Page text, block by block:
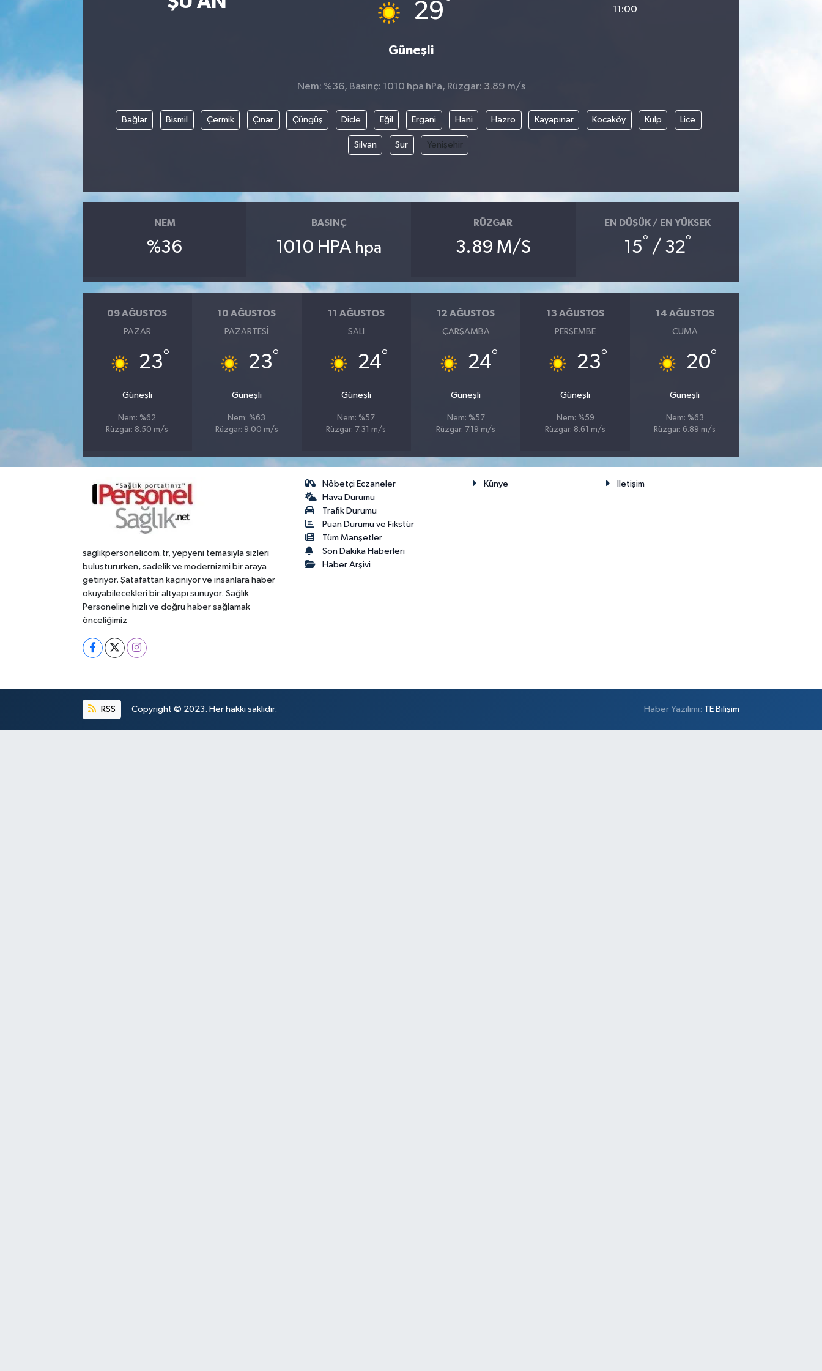
29
Güneşli
11:00
Nem: %36, Basınç: 1010 hpa hPa, Rüzgar: 3.89 m/s
Bağlar Bismil Çermik Çınar Çüngüş Dicle Eğil Ergani Hani Hazro Kayapınar Kocaköy Kulp Lice
Silvan Sur Yenişehir
NEM
%36
BASINÇ
1010 HPA hpa
RÜZGAR
3.89 M/S
EN DÜŞÜK / EN YÜKSEK
15° / 32°
09 AĞUSTOS
PAZAR
23°
Güneşli
Nem: %62
Rüzgar: 8.50 m/s
10 AĞUSTOS
PAZARTESI
23°
Güneşli
Nem: %63
Rüzgar: 9.00 m/s
11 AĞUSTOS
SALI
24°
Güneşli
Nem: %57
Rüzgar: 7.31 m/s
12 AĞUSTOS
ÇARŞAMBA
24°
Güneşli
Nem: %57
Rüzgar: 7.19 m/s
13 AĞUSTOS
PERŞEMBE
23°
Güneşli
Nem: %59
Rüzgar: 8.61 m/s
14 AĞUSTOS
CUMA
20°
Güneşli
Nem: %63
Rüzgar: 6.89 m/s
saglikpersonelicom.tr, yepyeni temasıyla sizleri
buluştururken, sadelik ve modernizmi bir araya
getiriyor. Şatafattan kaçınıyor ve insanlara haber
okuyabilecekleri bir altyapı sunuyor. Sağlık
Personeline hızlı ve doğru haber sağlamak
önceliğimiz
Nöbetçi Eczaneler
Hava Durumu
Trafik Durumu
Puan Durumu ve Fikstür
Tüm Manşetler
Son Dakika Haberleri
Haber Arşivi
Künye İletişim
RSS Copyright © 2023. Her hakkı saklıdır. Haber Yazılımı: TE Bilişim